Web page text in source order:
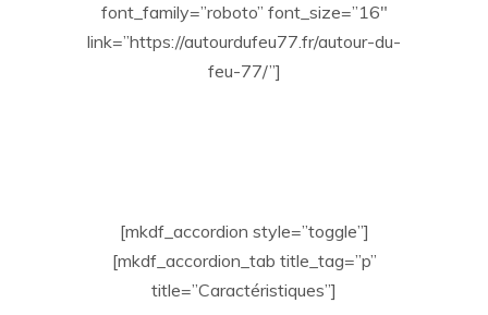
font_family=”roboto” font_size=”16″
link=”https://autourdufeu77.fr/autour-du-
feu-77/”]
[mkdf_accordion style=”toggle”]
[mkdf_accordion_tab title_tag=”p”
title=”Caractéristiques”]